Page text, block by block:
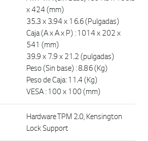
x 424 (mm)
35.3 x 3.94 x 16.6 (Pulgadas)
Caja (A x A x P) : 1014 x 202 x
541 (mm)
39.9 x 7.9 x 21.2 (pulgadas)
Peso (Sin base) : 8.86 (Kg)
Peso de Caja: 11.4 (Kg)
VESA : 100 x 100 (mm)
Hardware TPM 2.0, Kensington
Lock Support